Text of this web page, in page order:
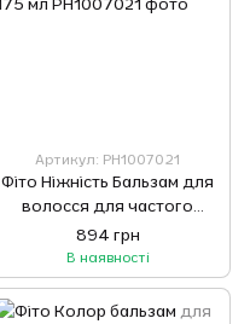
Артикул: PH1007021
Фіто Ніжність Бальзам для
волосся для частого
використання PHYTO
Après-shampooing Douceur,
175 мл
894 грн
В наявності